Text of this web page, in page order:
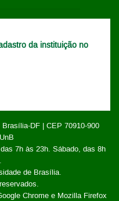
da instituição no
Brasília-DF | CEP 70910-900
7h às 23h. Sábado, das 8h
de Brasília.
Chrome e Mozilla Firefox